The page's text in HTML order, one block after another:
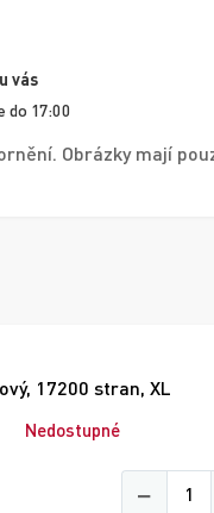
vás
do 17:00
Obrázky mají
17200 stran, XL
Nedostupné
−